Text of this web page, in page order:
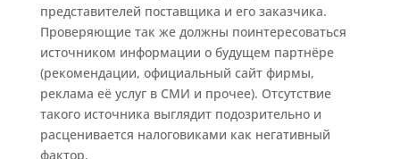
представителей поставщика и его заказчика.
Проверяющие так же должны поинтересоваться
источником информации о будущем партнёре
(рекомендации, официальный сайт фирмы,
реклама её услуг в СМИ и прочее). Отсутствие
такого источника выглядит подозрительно и
расценивается налоговиками как негативный
фактор.